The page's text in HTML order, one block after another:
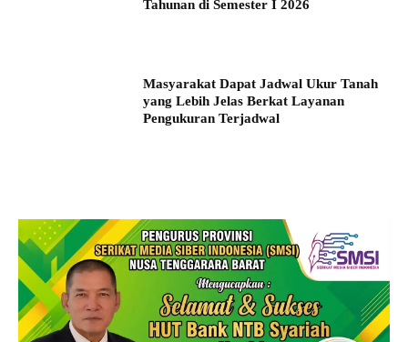
Tahunan di Semester I 2026
Masyarakat Dapat Jadwal Ukur Tanah
yang Lebih Jelas Berkat Layanan
Pengukuran Terjadwal